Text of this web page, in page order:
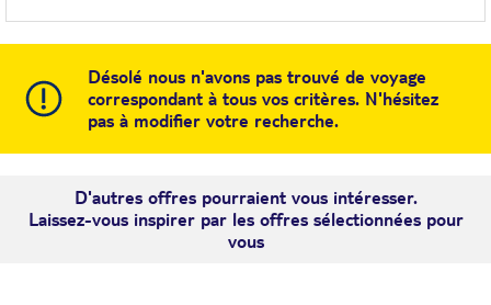
Désolé nous n'avons pas trouvé de voyage
correspondant à tous vos critères. N'hésitez
pas à modifier votre recherche.
D'autres offres pourraient vous intéresser.
Laissez-vous inspirer par les offres sélectionnées pour
vous